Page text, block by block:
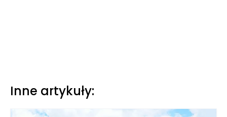
Inne artykuły: